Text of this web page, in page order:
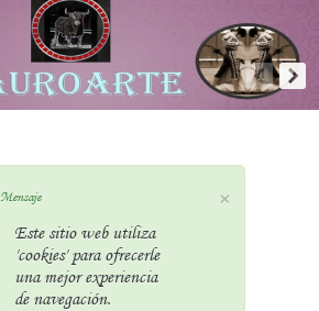
×
Mensaje
Este sitio web utiliza
'cookies' para ofrecerle
una mejor experiencia
de navegación.